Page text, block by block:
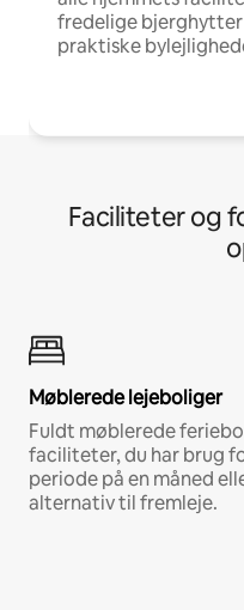
fredelige
praktiske
Faciliteter og
Møblerede lejeboliger
Fuldt møblerede
faciliteter, du har brug
periode på en måned
alternativ til fremleje.